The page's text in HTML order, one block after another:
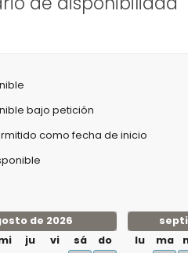
¡Puede calcular
bajo petición
como fecha de inicio
de 2026
ju vi sá
do
lu
ma